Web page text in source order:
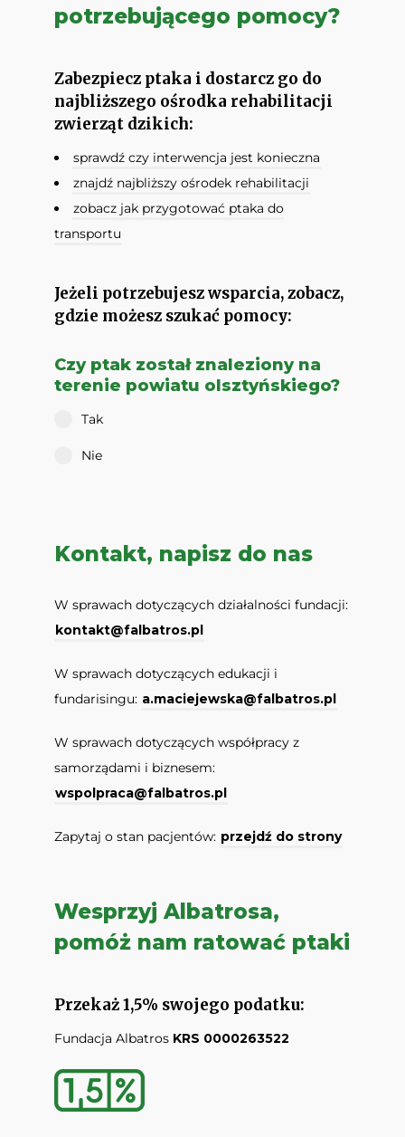
potrzebującego pomocy?
Zabezpiecz ptaka i dostarcz go do
najbliższego ośrodka rehabilitacji
zwierząt dzikich:
sprawdź czy interwencja jest konieczna
znajdź najbliższy ośrodek rehabilitacji
zobacz jak przygotować ptaka do
transportu
Jeżeli potrzebujesz wsparcia, zobacz,
gdzie możesz szukać pomocy:
Czy ptak został znaleziony na
terenie powiatu olsztyńskiego?
Tak
Nie
Kontakt, napisz do nas
W sprawach dotyczących działalności fundacji:
kontakt@falbatros.pl
W sprawach dotyczących edukacji i
fundarisingu: a.maciejewska@falbatros.pl
W sprawach dotyczących współpracy z
samorządami i biznesem:
wspolpraca@falbatros.pl
Zapytaj o stan pacjentów: przejdź do strony
Wesprzyj Albatrosa,
pomóż nam ratować ptaki
Przekaż 1,5% swojego podatku:
Fundacja Albatros KRS 0000263522